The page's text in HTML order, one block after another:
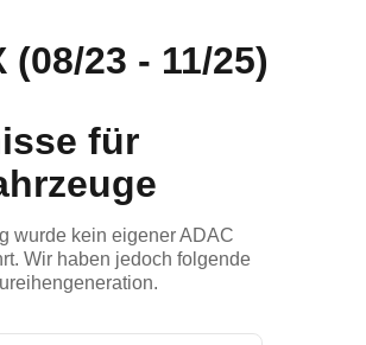
23 - 11/25)
für
wurde kein eigener ADAC
Wir haben jedoch folgende